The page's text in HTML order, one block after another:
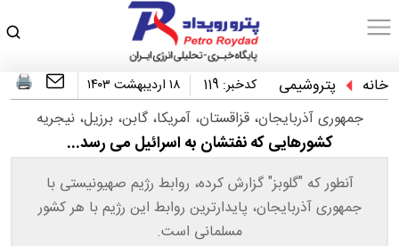
خانه پتروشیمی کدخبر: 119 ۱۸ اردیبهشت ۱۴۰۳
جمهوری آذربایجان، قزاقستان، آمریکا، گابن، برزیل، نیجریه
کشورهایی که نفتشان به اسرائیل می رسد...
آنطور که "گلوبز" گزارش کرده، روابط رژیم صهیونیستی با
جمهوری آذربایجان، پایدارترین روابط این رژیم با هر کشور
مسلمانی است.